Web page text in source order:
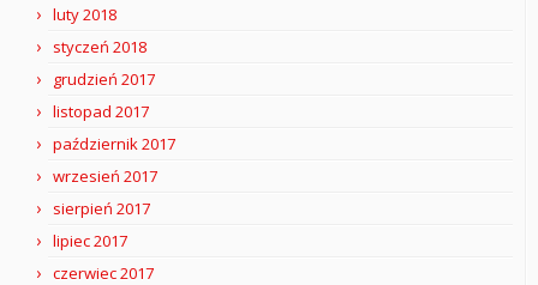
luty 2018
styczeń 2018
grudzień 2017
listopad 2017
październik 2017
wrzesień 2017
sierpień 2017
lipiec 2017
czerwiec 2017